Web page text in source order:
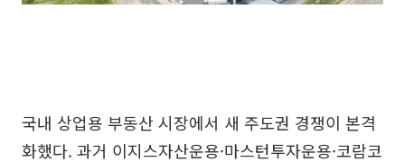
국내 상업용 부동산 시장에서 새 주도권 경쟁이 본격
화했다. 과거 이지스자산운용·마스턴투자운용·코람코